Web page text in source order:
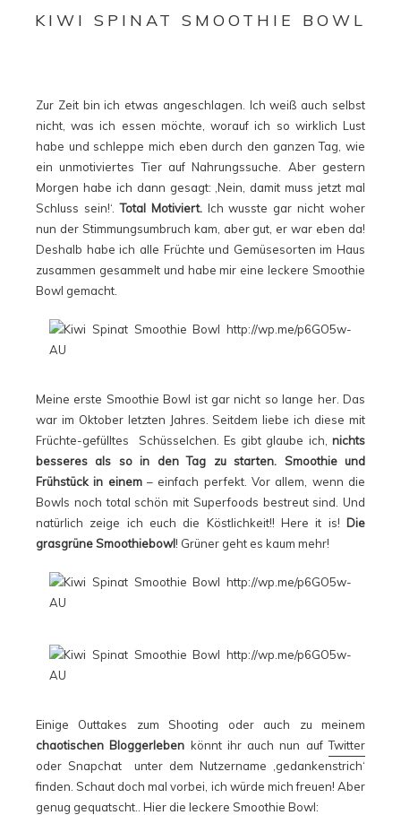
KIWI SPINAT SMOOTHIE BOWL
Zur Zeit bin ich etwas angeschlagen. Ich weiß auch selbst
nicht, was ich essen möchte, worauf ich so wirklich Lust
habe und schleppe mich eben durch den ganzen Tag, wie
ein unmotiviertes Tier auf Nahrungssuche. Aber gestern
Morgen habe ich dann gesagt: ‚Nein, damit muss jetzt mal
Schluss sein!‘.Total Motiviert.Ich wusste gar nicht woher
nun der Stimmungsumbruch kam, aber gut, er war eben da!
Deshalb habe ich alle Früchte und Gemüsesorten im Haus
zusammen gesammelt und habe mir eine leckere Smoothie
Bowl gemacht.
Meine erste Smoothie Bowl ist gar nicht so lange her. Das
war im Oktober letzten Jahres. Seitdem liebe ich diese mit
Früchte-gefülltes Schüsselchen. Es gibt glaube ich, nichts
besseres als so in den Tag zu starten. Smoothie und
Frühstück in einem– einfach perfekt. Vor allem, wenn die
Bowls noch total schön mit Superfoods bestreut sind. Und
natürlich zeige ich euch die Köstlichkeit!! Here it is! Die
grasgrüne Smoothiebowl! Grüner geht es kaum mehr!
Einige Outtakes zum Shooting oder auch zu meinem
chaotischen Bloggerleben könnt ihr auch nun aufTwitter
oder Snapchat unter dem Nutzername ‚gedankenstrich‘
finden. Schaut doch mal vorbei, ich würde mich freuen! Aber
genug gequatscht.. Hier die leckere Smoothie Bowl: